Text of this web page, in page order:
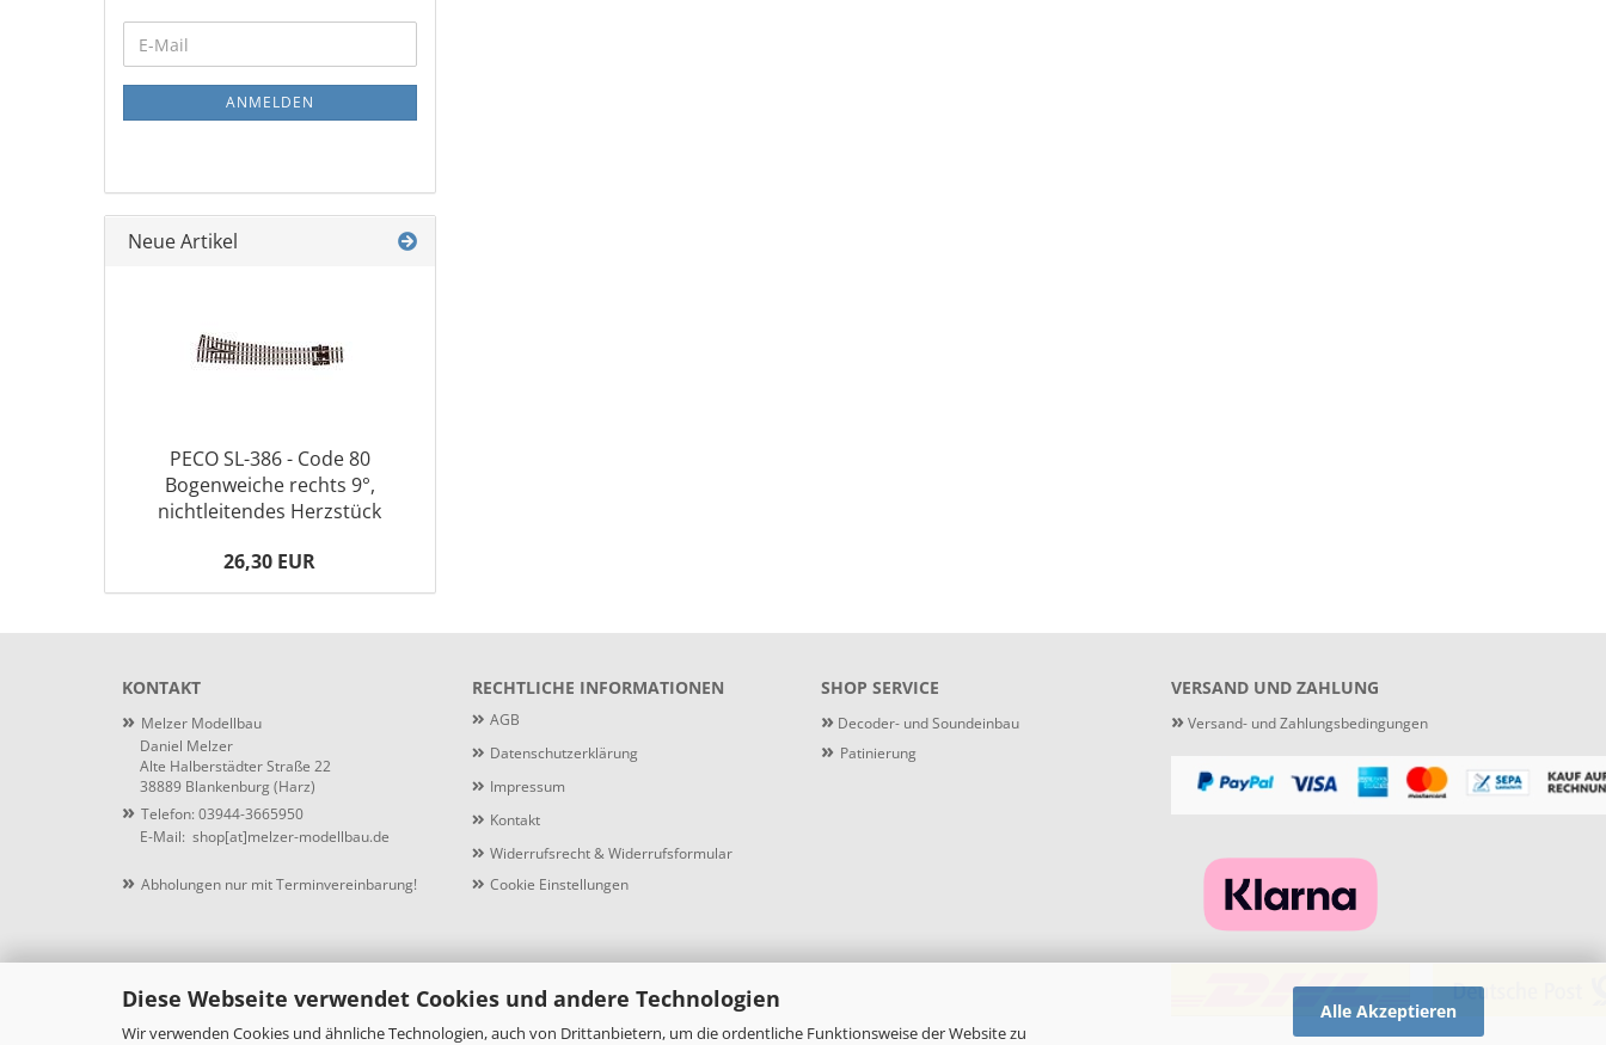
Diese Webseite verwendet Cookies und andere Technologien
Wir verwenden Cookies und ähnliche Technologien, auch von Drittanbietern, um die ordentliche Funktionsweise der Website zu
Alle Akzeptieren
ZUR
NEWSLETTER-
ANMELDUNG
E-
Mail
ANMELDEN
Neue Artikel
PECO SL-386 - Code 80
Bogenweiche rechts 9°,
nichtleitendes Herzstück
26,30 EUR
RECHTLICHE INFORMATIONEN
AGB
Datenschutzerklärung
Impressum
Kontakt
Widerrufsrecht & Widerrufsformular
Cookie Einstellungen
SHOP SERVICE
» Decoder- und Soundeinbau
» Patinierung
VERSAND UND ZAHLUNG
» Versand- und Zahlungsbedingungen
KONTAKT
» Melzer Modellbau
Daniel Melzer
Alte Halberstädter Straße 22
38889 Blankenburg (Harz)
» Telefon: 03944-3665950
E-Mail: shop[at]melzer-modellbau.de
» Abholungen nur mit Terminvereinbarung!